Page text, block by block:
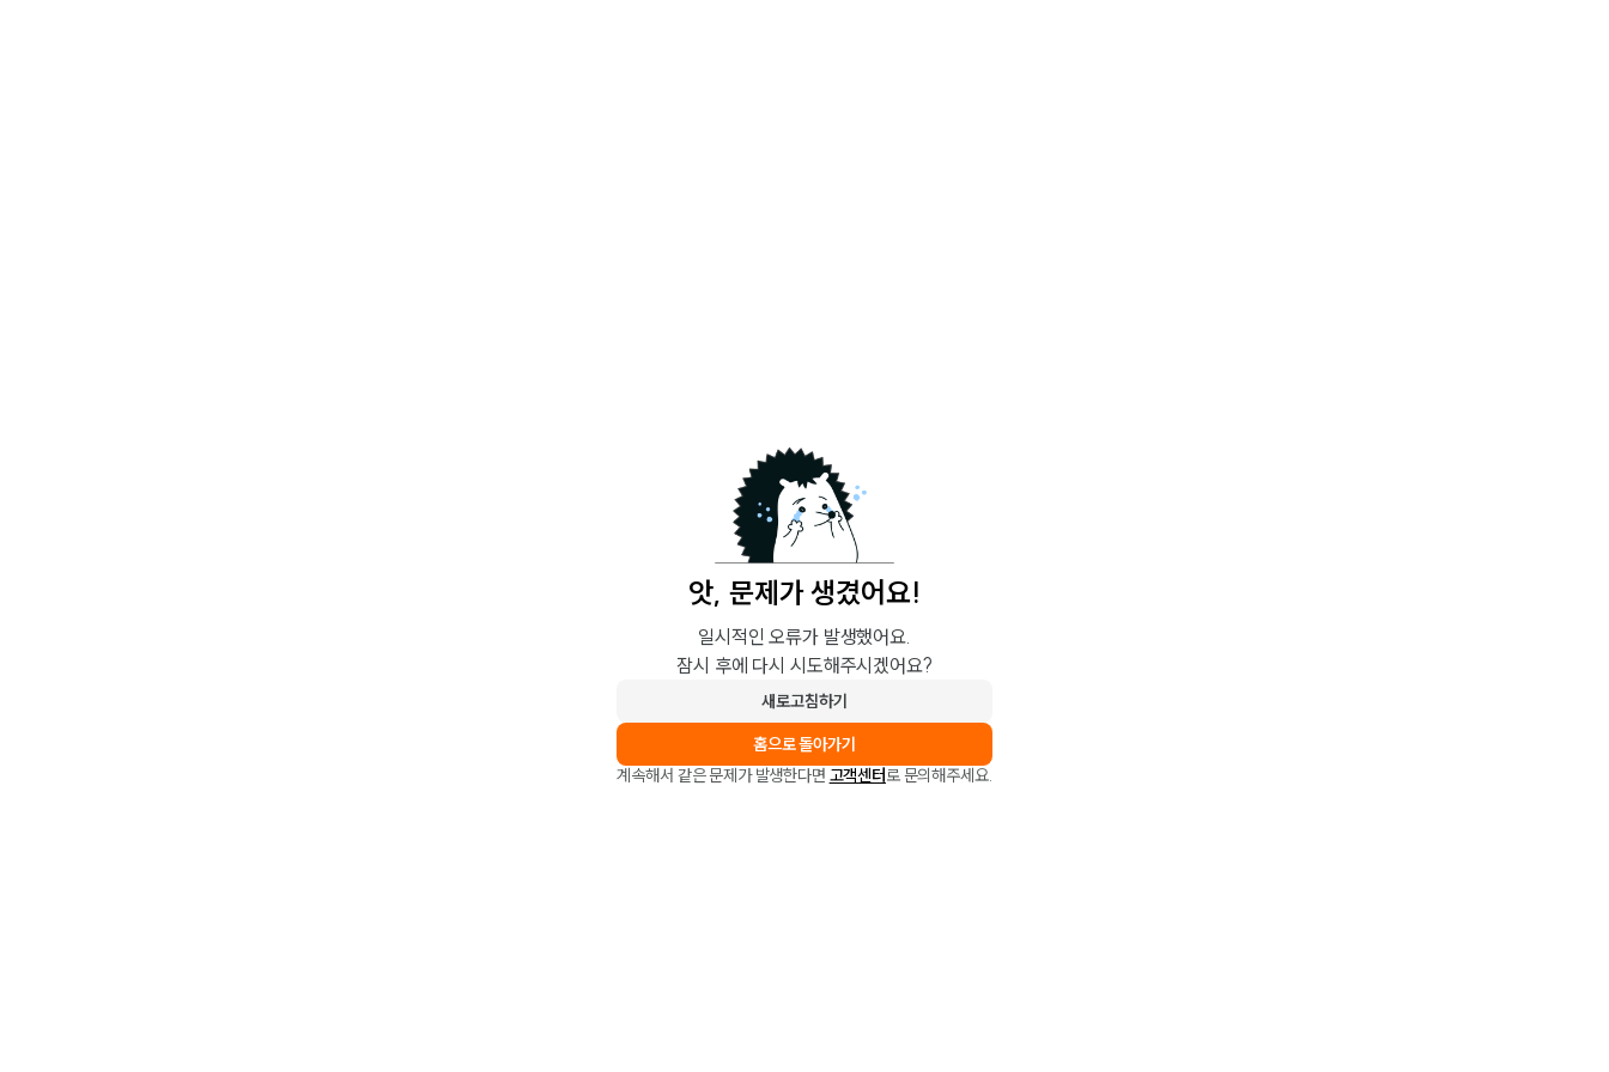
앗, 문제가 생겼어요!
일시적인 오류가 발생했어요.
잠시 후에 다시 시도해주시겠어요?
새로고침하기
홈으로 돌아가기
계속해서 같은 문제가 발생한다면 고객센터로 문의해주세요.